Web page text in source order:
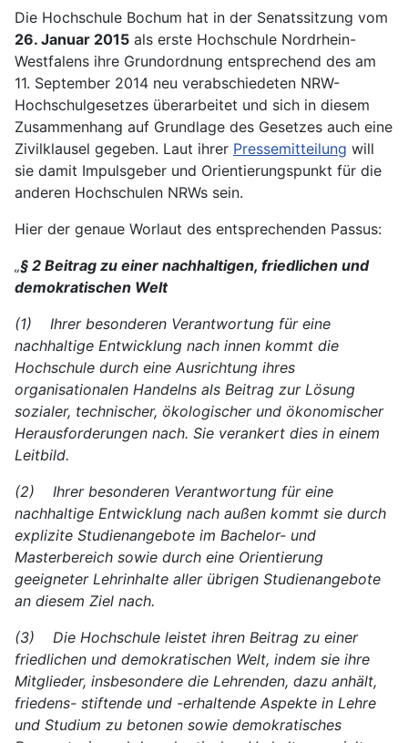
Die Hochschule Bochum hat in der Senatssitzung vom
26. Januar 2015 als erste Hochschule Nordrhein-
Westfalens ihre Grundordnung entsprechend des am
11. September 2014 neu verabschiedeten NRW-
Hochschulgesetzes überarbeitet und sich in diesem
Zusammenhang auf Grundlage des Gesetzes auch eine
Zivilklausel gegeben. Laut ihrer Pressemitteilung will
sie damit Impulsgeber und Orientierungspunkt für die
anderen Hochschulen NRWs sein.
Hier der genaue Worlaut des entsprechenden Passus:
„§ 2 Beitrag zu einer nachhaltigen, friedlichen und
demokratischen Welt
(1) Ihrer besonderen Verantwortung für eine
nachhaltige Entwicklung nach innen kommt die
Hochschule durch eine Ausrichtung ihres
organisationalen Handelns als Beitrag zur Lösung
sozialer, technischer, ökologischer und ökonomischer
Herausforderungen nach. Sie verankert dies in einem
Leitbild.
(2) Ihrer besonderen Verantwortung für eine
nachhaltige Entwicklung nach außen kommt sie durch
explizite Studienangebote im Bachelor- und
Masterbereich sowie durch eine Orientierung
geeigneter Lehrinhalte aller übrigen Studienangebote
an diesem Ziel nach.
(3) Die Hochschule leistet ihren Beitrag zu einer
friedlichen und demokratischen Welt, indem sie ihre
Mitglieder, insbesondere die Lehrenden, dazu anhält,
friedens- stiftende und -erhaltende Aspekte in Lehre
und Studium zu betonen sowie demokratisches